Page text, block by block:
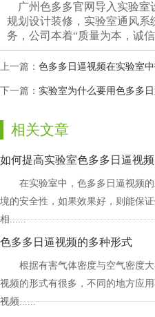
广州色多多官网导入实验室设
规划设计装修，实验室通风系
务，公司本着“质量为本，诚
上一篇： 色多多日逼视频在实验室中扮
下一篇： 实验室为什么要用色多多日逼
相关文章
如何提高实验室色多多日逼视
在实验室中，色多多日逼视
境的安全性，如果效果好，则能
相......
色多多日逼视频的多种形式
根据有害气体密度与空气密度大
视频的形式有很多，不同的地方应
视频......